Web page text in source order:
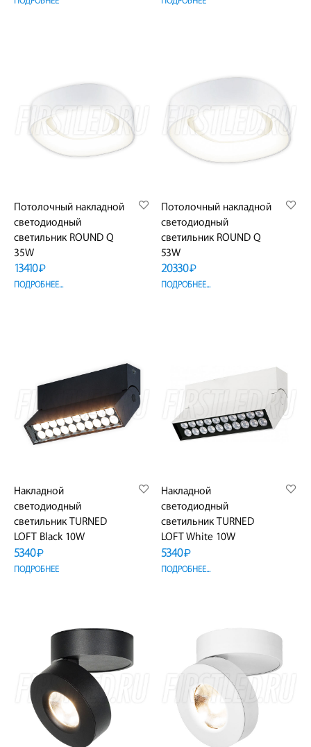
Потолочный накладной
светодиодный
светильник ROUND Q
35W
13410₽
ПОДРОБНЕЕ...
Потолочный накладной
светодиодный
светильник ROUND Q
53W
20330₽
ПОДРОБНЕЕ...
Накладной
светодиодный
светильник TURNED
LOFT Black 10W
5340₽
ПОДРОБНЕЕ
Накладной
светодиодный
светильник TURNED
LOFT White 10W
5340₽
ПОДРОБНЕЕ...